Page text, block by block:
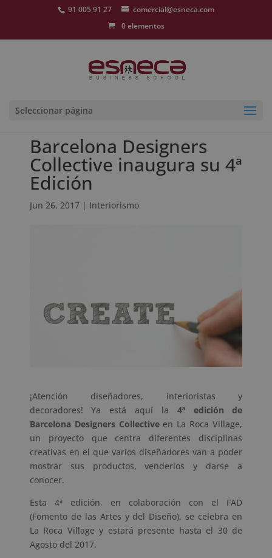
91 005 91 27
comercial@esneca.com
0 elementos
Seleccionar página
Barcelona Designers
Collective inaugura su 4ª
Edición
Jun 26, 2017| Interiorismo
¡Atención diseñadores, interioristas y
decoradores!
Ya está aquí la 4ª edición de
Barcelona Designers Collectiveen La Roca Village,
un proyecto que centra diferentes disciplinas
creativas en el que varios diseñadores van a poder
mostrar sus productos, venderlos y darse a
conocer.
Esta 4ª edición, en colaboración con el FAD
(Fomento de las Artes y del Diseño), se celebra en
La Roca Village y estará presente hasta el 30 de
Agosto del 2017.